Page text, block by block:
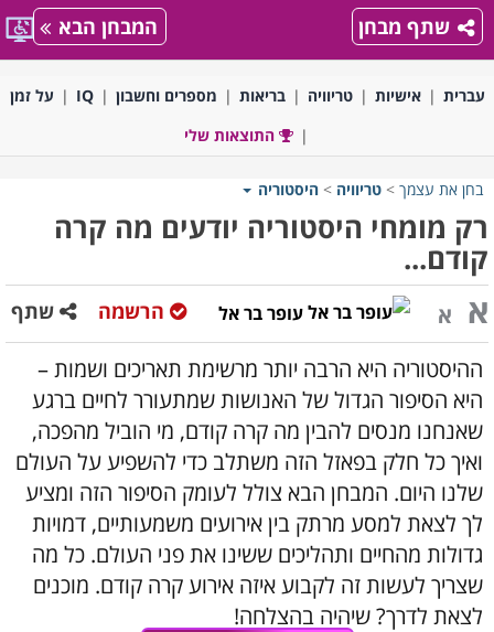
שתף מבחן המבחן הבא
עברית אישיות טריוויה בריאות מספרים וחשבון IQ
על זמן
התוצאות שלי
בחן את עצמך > טריוויה > היסטוריה
רק מומחי היסטוריה יודעים מה קרה
קודם...
א א עופר בר אל שתף הרשמה
ההיסטוריה היא הרבה יותר מרשימת תאריכים ושמות –
היא הסיפור הגדול של האנושות שמתעורר לחיים ברגע
שאנחנו מנסים להבין מה קרה קודם, מי הוביל מהפכה,
ואיך כל חלק בפאזל הזה משתלב כדי להשפיע על העולם
שלנו היום. המבחן הבא צולל לעומק הסיפור הזה ומציע
לך לצאת למסע מרתק בין אירועים משמעותיים, דמויות
גדולות מהחיים ותהליכים ששינו את פני העולם. כל מה
שצריך לעשות זה לקבוע איזה אירוע קרה קודם. מוכנים
לצאת לדרך? שיהיה בהצלחה!